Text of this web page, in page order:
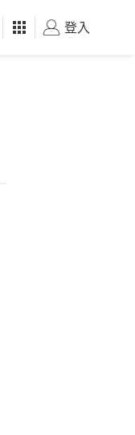
好食玩飛
登入